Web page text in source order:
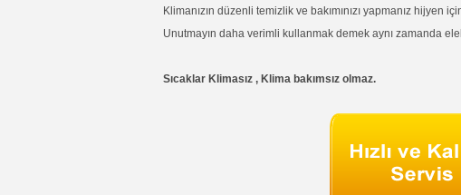
Klimanızın düzenli temizlik ve bakımınızı yapmanız
Unutmayın daha verimli kullanmak demek aynı zamanda
Sıcaklar Klimasız , Klima bakımsız olmaz.